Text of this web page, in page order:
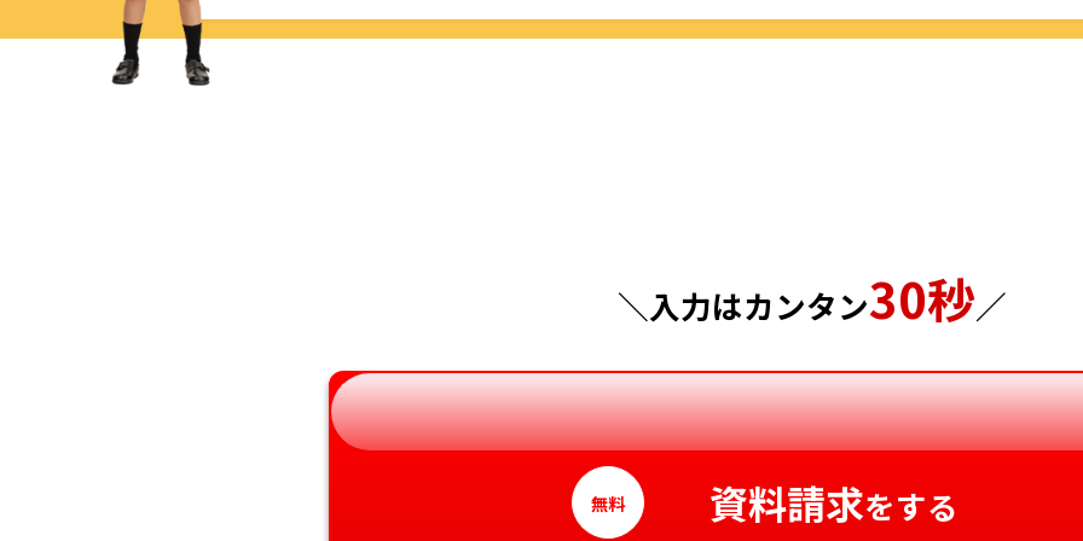
神奈川県
徳島県
愛媛県
＼入力はカンタン30秒／
無料 資料請求をする